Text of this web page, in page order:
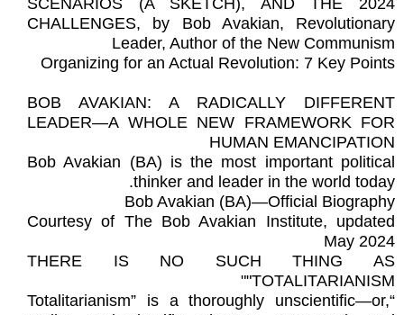
2024 SCENARIOS (A SKETCH), AND THE
CHALLENGES, by Bob Avakian, Revolutionary
Leader, Author of the New Communism
Organizing for an Actual Revolution: 7 Key Points
BOB AVAKIAN: A RADICALLY DIFFERENT
LEADER—A WHOLE NEW FRAMEWORK FOR
HUMAN EMANCIPATION
Bob Avakian (BA) is the most important political
thinker and leader in the world today.
Bob Avakian (BA)—Official Biography
Courtesy of The Bob Avakian Institute, updated
May 2024
THERE IS NO SUCH THING AS
"TOTALITARIANISM"
“Totalitarianism” is a thoroughly unscientific—or,